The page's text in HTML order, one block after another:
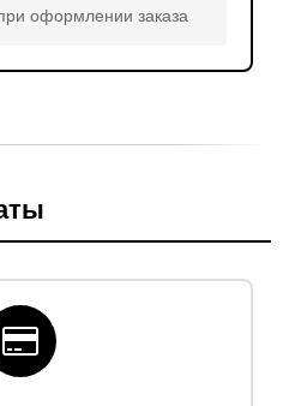
оформлении заказа